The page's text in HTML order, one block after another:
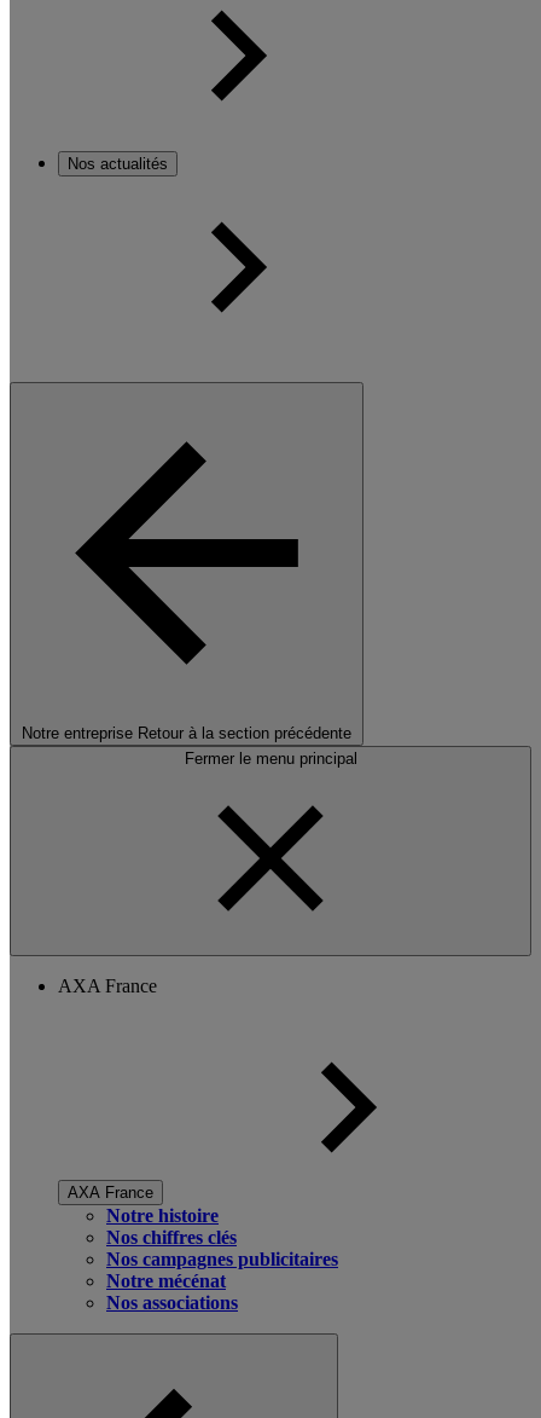
Nos actualités
Notre entreprise Retour à la section précédente
Fermer le menu principal
AXA France
AXA France
Notre histoire
Nos chiffres clés
Nos campagnes publicitaires
Notre mécénat
Nos associations